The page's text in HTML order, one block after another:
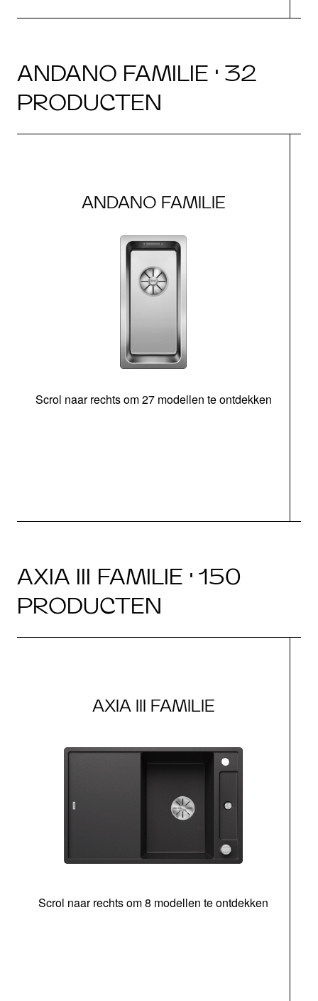
ANDANO FAMILIE · 32
PRODUCTEN
ANDANO FAMILIE
Scrol naar rechts om 27 modellen te ontdekken
AXIA III FAMILIE · 150
PRODUCTEN
AXIA III FAMILIE
Scrol naar rechts om 8 modellen te ontdekken